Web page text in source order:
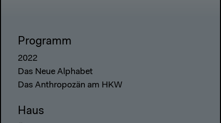
Programm
2022
Das Neue Alphabet
Das Anthropozän am HKW
Haus